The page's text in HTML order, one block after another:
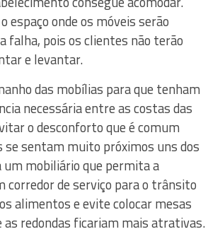
espaço onde os móveis serão
falha, pois os clientes não terão
e levantar.
das mobílias para que tenham
necessária entre as costas das
o desconforto que é comum
se sentam muito próximos uns dos
um mobiliário que permita a
corredor de serviço para o trânsito
alimentos e evite colocar mesas
as redondas ficariam mais atrativas.